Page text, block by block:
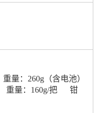
量：260g（含电池）
重量：160g/把 钳